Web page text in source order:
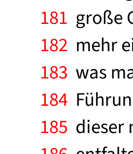
181 große
182 mehr
183 was
184
185 dieser